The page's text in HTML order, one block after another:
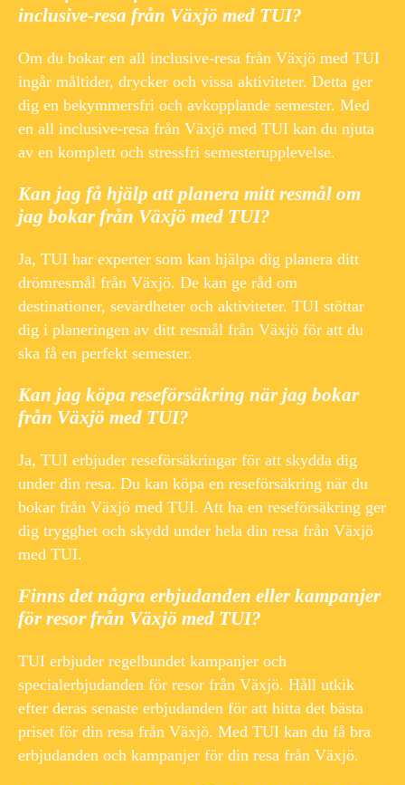
inclusive-resa från Växjö med TUI?
Om du bokar en all inclusive-resa från Växjö med TUI
ingår måltider, drycker och vissa aktiviteter. Detta ger
dig en bekymmersfri och avkopplande semester. Med
en all inclusive-resa från Växjö med TUI kan du njuta
av en komplett och stressfri semesterupplevelse.
Kan jag få hjälp att planera mitt resmål om
jag bokar från Växjö med TUI?
Ja, TUI har experter som kan hjälpa dig planera ditt
drömresmål från Växjö. De kan ge råd om
destinationer, sevärdheter och aktiviteter. TUI stöttar
dig i planeringen av ditt resmål från Växjö för att du
ska få en perfekt semester.
Kan jag köpa reseförsäkring när jag bokar
från Växjö med TUI?
Ja, TUI erbjuder reseförsäkringar för att skydda dig
under din resa. Du kan köpa en reseförsäkring när du
bokar från Växjö med TUI. Att ha en reseförsäkring ger
dig trygghet och skydd under hela din resa från Växjö
med TUI.
Finns det några erbjudanden eller kampanjer
för resor från Växjö med TUI?
TUI erbjuder regelbundet kampanjer och
specialerbjudanden för resor från Växjö. Håll utkik
efter deras senaste erbjudanden för att hitta det bästa
priset för din resa från Växjö. Med TUI kan du få bra
erbjudanden och kampanjer för din resa från Växjö.